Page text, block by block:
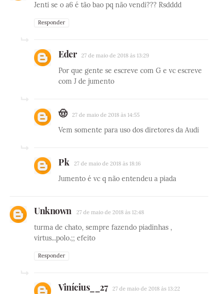
Jenti se o a6 é tão bao pq não vendi??? Rsdddd
Responder
Eder 27 de maio de 2018 às 13:29
Por que gente se escreve com G e vc escreve
com J de jumento
🤠 27 de maio de 2018 às 14:55
Vem somente para uso dos diretores da Audi
Pk 27 de maio de 2018 às 18:16
Jumento é vc q não entendeu a piada
Unknown 27 de maio de 2018 às 12:48
turma de chato, sempre fazendo piadinhas ,
virtus...polo.;; efeito
Responder
Vinícius__27 27 de maio de 2018 às 13:22